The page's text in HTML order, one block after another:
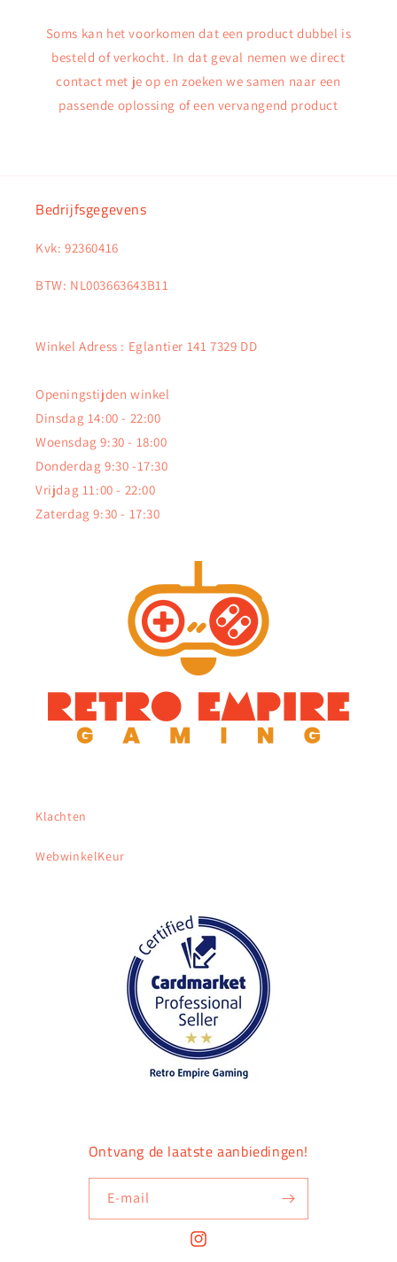
Soms kan het voorkomen dat een product dubbel is
besteld of verkocht. In dat geval nemen we direct
contact met je op en zoeken we samen naar een
passende oplossing of een vervangend product
Bedrijfsgegevens
Kvk: 92360416
BTW: NL003663643B11
Winkel Adress : Eglantier 141 7329 DD
Openingstijden winkel
Dinsdag 14:00 - 22:00
Woensdag 9:30 - 18:00
Donderdag 9:30 -17:30
Vrijdag 11:00 - 22:00
Zaterdag 9:30 - 17:30
Klachten
WebwinkelKeur
Ontvang de laatste aanbiedingen!
E‑mail
Instagram